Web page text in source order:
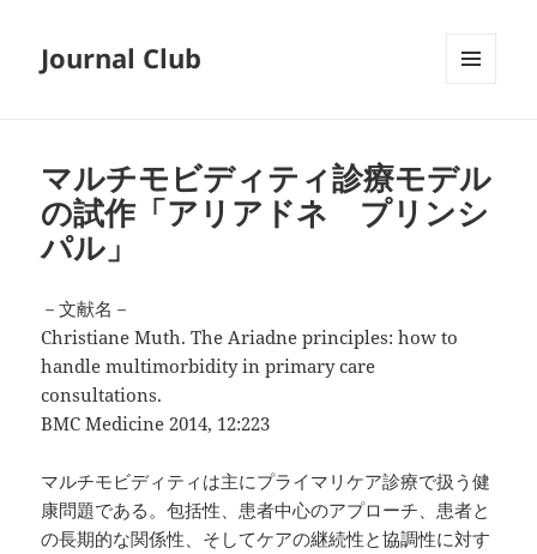
Journal Club
マルチモビディティ診療モデル
の試作「アリアドネ プリンシ
パル」
－文献名－
Christiane Muth. The Ariadne principles: how to
handle multimorbidity in primary care
consultations.
BMC Medicine 2014, 12:223
マルチモビディティは主にプライマリケア診療で扱う健
康問題である。包括性、患者中心のアプローチ、患者と
の長期的な関係性、そしてケアの継続性と協調性に対す